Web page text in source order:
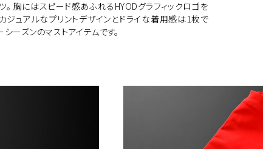
。 胸にはスピード感あふれるHYODグラフィックロゴを
ジュアルなプリントデザインとドライな着用感は1枚で
ーズンのマストアイテムです。